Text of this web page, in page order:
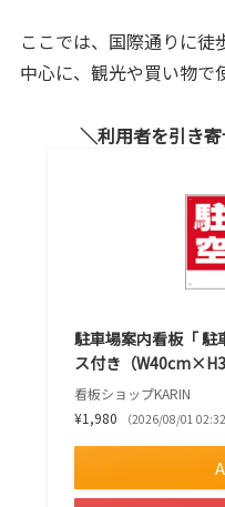
ここでは、国際通りに徒
中心に、観光や買い物で
利用者を引き
駐車場案内看板「 駐
ス付き（
看板ショップKARIN
¥1,980
（2026/08/01